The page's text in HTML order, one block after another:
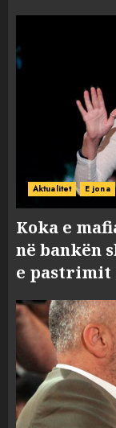
Aktualitet E jona
Koka e
në bankën
e pastrimit